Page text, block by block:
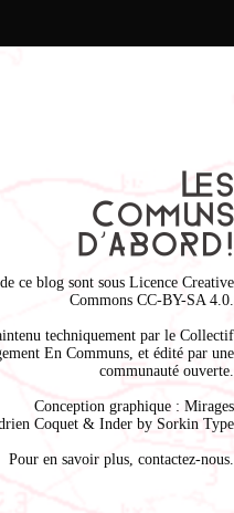
ce blog sont sous Licence Creative
Commons CC-BY-SA 4.0
techniquement par le Collectif
En Communs , et édité par une
communauté ouverte.
Conception graphique : Mirages
Coquet & Inder by Sorkin Type
Pour en savoir plus, contactez-nous